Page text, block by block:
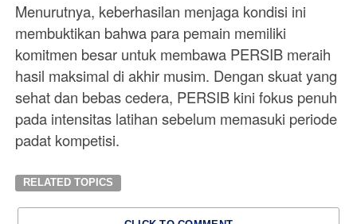
Menurutnya, keberhasilan menjaga kondisi ini
membuktikan bahwa para pemain memiliki
komitmen besar untuk membawa PERSIB meraih
hasil maksimal di akhir musim. Dengan skuat yang
sehat dan bebas cedera, PERSIB kini fokus penuh
pada intensitas latihan sebelum memasuki periode
padat kompetisi.
RELATED TOPICS